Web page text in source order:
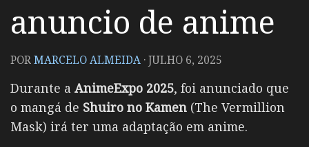
anuncio de anime
PORMARCELO ALMEIDA ·JULHO 6, 2025
Durante a AnimeExpo 2025, foi anunciado que
o mangá de Shuiro no Kamen (The Vermillion
Mask) irá ter uma adaptação em anime.